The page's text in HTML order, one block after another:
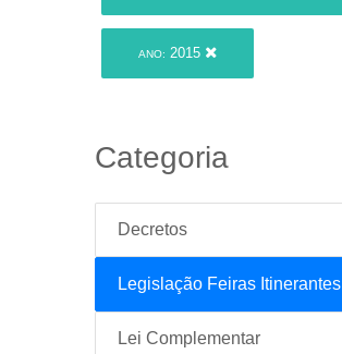
ANO: 2015
Categoria
Decretos
Legislação Feiras Itinerantes
Lei Complementar